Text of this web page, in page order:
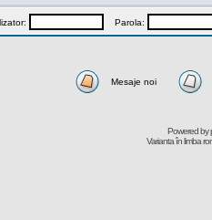
Parola:
Mesaje noi
Powered by
Varianta în limba